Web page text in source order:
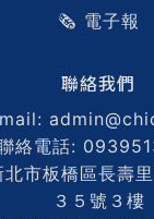
🗞️ 電子報
聯絡我們
絡電話:
市板橋區長壽
３５號３樓